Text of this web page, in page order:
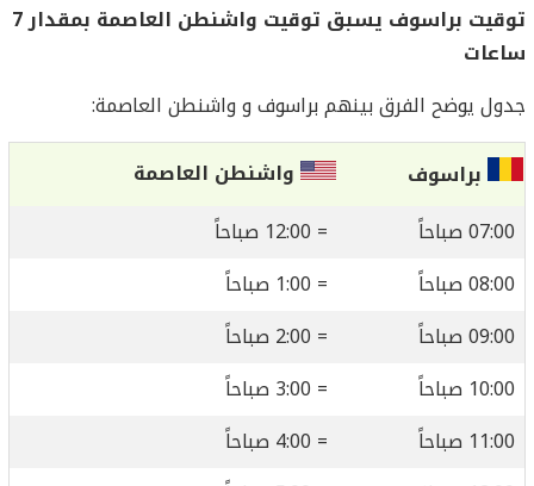
توقيت براسوف يسبق توقيت واشنطن العاصمة بمقدار 7
ساعات
جدول يوضح الفرق بينهم براسوف و واشنطن العاصمة:
براسوف
واشنطن العاصمة
07:00 صباحاً
= 12:00 صباحاً
08:00 صباحاً
= 1:00 صباحاً
09:00 صباحاً
= 2:00 صباحاً
10:00 صباحاً
= 3:00 صباحاً
11:00 صباحاً
= 4:00 صباحاً